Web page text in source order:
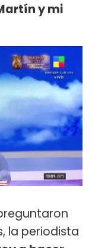
y mi
la periodista